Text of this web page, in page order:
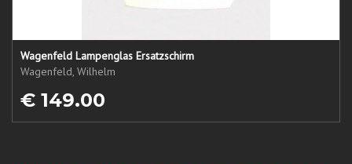
Wagenfeld Lampenglas Ersatzschirm
Wagenfeld, Wilhelm
€ 149.00